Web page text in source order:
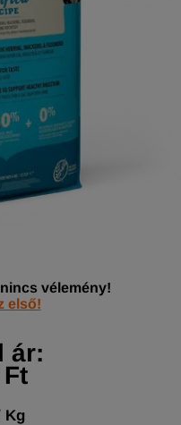
vélemény!
első!
ár:
Kg